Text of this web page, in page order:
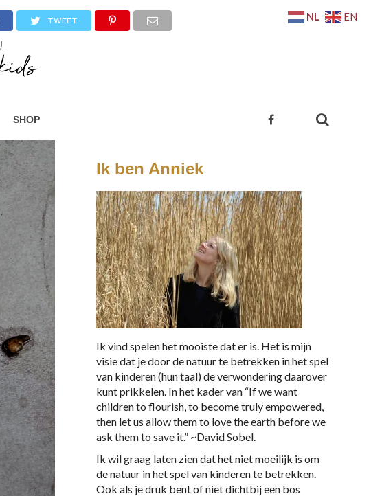
SHOP
TWEET
Ik ben Anniek
Ik vind spelen het mooiste dat er is. Het is mijn
visie dat je door de natuur te betrekken in het spel
van kinderen (hun taal) de verwondering daarover
kunt prikkelen. In het kader van “If we want
children to flourish, to become truly empowered,
then let us allow them to love the earth before we
ask them to save it.” ~David Sobel.
Ik wil graag laten zien dat het niet moeilijk is om
de natuur in het spel van kinderen te betrekken.
Ook als je druk bent of niet dichtbij een bos
NL EN